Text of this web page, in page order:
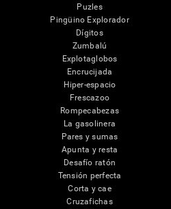
Puzles
Pingüino Explorador
Dígitos
Zumbalú
Explotaglobos
Encrucijada
Hiper-espacio
Frescazoo
Rompecabezas
La gasolinera
Pares y sumas
Apunta y resta
Desafío ratón
Tensión perfecta
Corta y cae
Cruzafichas